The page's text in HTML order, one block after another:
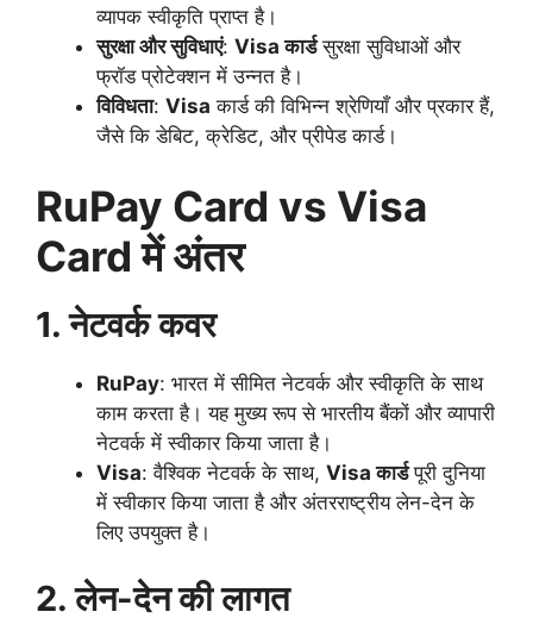
व्यापक स्वीकृति प्राप्त है।
सुरक्षा और सुविधाएं: Visa कार्डसुरक्षा सुविधाओं और
फ्रॉड प्रोटेक्शन में उन्नत है।
विविधता: Visa कार्ड की विभिन्न श्रेणियाँ और प्रकार हैं,
जैसे कि डेबिट, क्रेडिट, और प्रीपेड कार्ड।
RuPay Card vs Visa
Card में अंतर
1. नेटवर्क कवर
RuPay: भारत में सीमित नेटवर्क और स्वीकृति के साथ
काम करता है। यह मुख्य रूप से भारतीय बैंकों और व्यापारी
नेटवर्क में स्वीकार किया जाता है।
Visa: वैश्विक नेटवर्क के साथ, Visa कार्डपूरी दुनिया
में स्वीकार किया जाता है और अंतरराष्ट्रीय लेन-देन के
लिए उपयुक्त है।
2. लेन-देन की लागत